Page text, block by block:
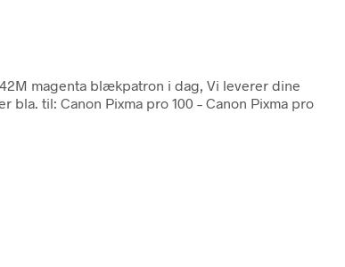
42M magenta blækpatron i dag, Vi leverer dine
til: Canon Pixma pro 100 – Canon Pixma pro